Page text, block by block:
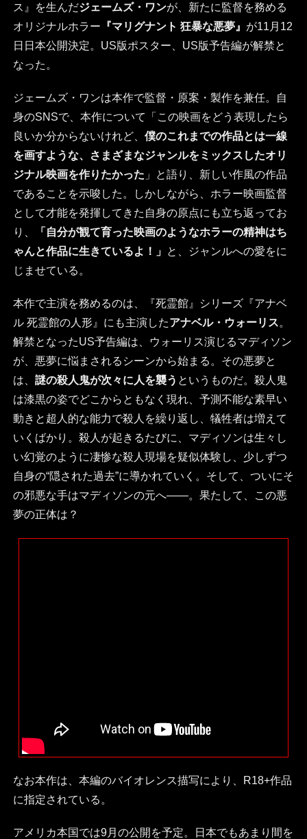
ス』を生んだジェームズ・ワンが、新たに監督を務める
オリジナルホラー 『マリグナント 狂暴な悪夢』 が11月12
日日本公開決定。US版ポスター、US版予告編が解禁と
なった。
ジェームズ・ワンは本作で監督・原案・製作を兼任。自
身のSNSで、本作について「この映画をどう表現したら
良いか分からないけれど、 僕のこれまでの作品とは一線
を画すような、さまざまなジャンルをミックスしたオリ
ジナル映画を作りたかった 」と語り、新しい作風の作品
であることを示唆した。しかしながら、ホラー映画監督
として才能を発揮してきた自身の原点にも立ち返ってお
り、
「自分が観て育った映画のようなホラーの精神はち
ゃんと作品に生きているよ！」 と、ジャンルへの愛をに
じませている。
本作で主演を務めるのは、『死霊館』シリーズ『アナベ
ル 死霊館の人形』にも主演したアナベル・ウォーリス。
解禁となったUS予告編は、ウォーリス演じるマディソン
が、悪夢に悩まされるシーンから始まる。その悪夢と
は、 謎の殺人鬼が次々に人を襲う というものだ。殺人鬼
は漆黒の姿でどこからともなく現れ、予測不能な素早い
動きと超人的な能力で殺人を繰り返し、犠牲者は増えて
いくばかり。殺人が起きるたびに、マディソンは生々し
い幻覚のように凄惨な殺人現場を疑似体験し、少しずつ
自身の“隠された過去”に導かれていく。そして、ついにそ
の邪悪な手はマディソンの元へ――。果たして、この悪
夢の正体は？
なお本作は、本編のバイオレンス描写により、R18+作品
に指定されている。
アメリカ本国では9月の公開を予定。日本でもあまり間を